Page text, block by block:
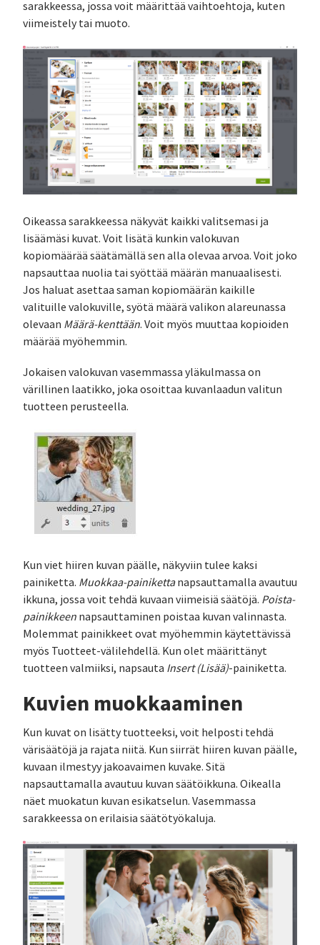
sarakkeessa, jossa voit määrittää vaihtoehtoja, kuten
viimeistely tai muoto.
Oikeassa sarakkeessa näkyvät kaikki valitsemasi ja
lisäämäsi kuvat. Voit lisätä kunkin valokuvan
kopiomäärää säätämällä sen alla olevaa arvoa. Voit joko
napsauttaa nuolia tai syöttää määrän manuaalisesti.
Jos haluat asettaa saman kopiomäärän kaikille
valituille valokuville, syötä määrä valikon alareunassa
olevaan Määrä-kenttään. Voit myös muuttaa kopioiden
määrää myöhemmin.
Jokaisen valokuvan vasemmassa yläkulmassa on
värillinen laatikko, joka osoittaa kuvanlaadun valitun
tuotteen perusteella.
Kun viet hiiren kuvan päälle, näkyviin tulee kaksi
painiketta. Muokkaa-painikettanapsauttamalla avautuu
ikkuna, jossa voit tehdä kuvaan viimeisiä säätöjä. Poista-
painikkeen napsauttaminen poistaa kuvan valinnasta.
Molemmat painikkeet ovat myöhemmin käytettävissä
myös Tuotteet-välilehdellä. Kun olet määrittänyt
tuotteen valmiiksi, napsauta Insert (Lisää)-painiketta.
Kuvien muokkaaminen
Kun kuvat on lisätty tuotteeksi, voit helposti tehdä
värisäätöjä ja rajata niitä. Kun siirrät hiiren kuvan päälle,
kuvaan ilmestyy jakoavaimen kuvake. Sitä
napsauttamalla avautuu kuvan säätöikkuna. Oikealla
näet muokatun kuvan esikatselun. Vasemmassa
sarakkeessa on erilaisia säätötyökaluja.